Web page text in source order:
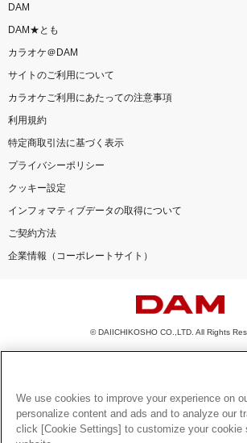
DAM
DAM★とも
カラオケ＠DAM
サイトのご利用について
カラオケご利用にあたっての注意事項
利用規約
特定商取引法に基づく表示
プライバシーポリシー
クッキー設定
インフォマティブデータの取得について
ご契約方法
企業情報（コーポレートサイト）
© DAIICHIKOSHO CO.,LTD. All Rights
このサイトに掲載されている一切の文章・画像・写真・動
を問わず、著作権法の定める範囲を超えて無断で複製、転
とを禁じます。
楽曲及びコンテンツは、機種によりご利用いただけない場
楽曲及びコンテンツの配信日、配信内容が変更になる場合
We use cookies to improve your experience on
personalize content and ads and to analyze our
click [Cookie Settings] to customize your cookie